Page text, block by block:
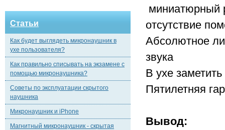
Статьи
Как будет выглядеть микронаушник в
ухе пользователя?
Как правильно списывать на экзамене с
помощью микронаушника?
Советы по эксплуатации скрытого
наушника
Микронаушник и iPhone
Магнитный микронаушник - скрытая
миниатюрный
отсутствие
Абсолютное
звука
В ухе
Пятилетняя
Вывод: